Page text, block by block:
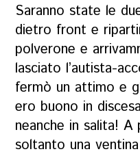
Saranno state le
dietro front e
polverone e
lasciato l’autista-
fermò un attimo e
ero buono in
neanche in salita!
soltanto una